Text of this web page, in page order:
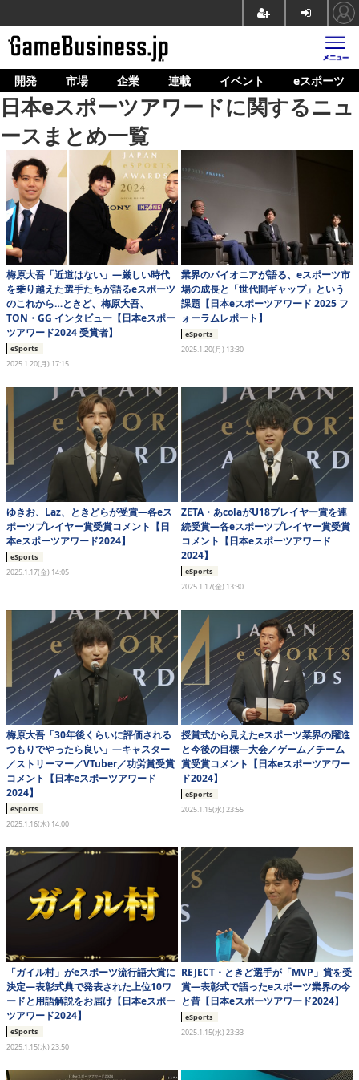
ホーム
ゲーム開発
市場
マネタイズ
企業動向
人材育成
産業政策
連載
イベント/セミナー
開発 市場 企業 連載 イベント eスポーツ
日本eスポーツアワードに関するニュ
ースまとめ一覧
梅原大吾「近道はない」―厳しい時代
を乗り越えた選手たちが語るeスポーツ
のこれから…ときど、梅原大吾、
TON・GG インタビュー【日本eスポー
ツアワード2024 受賞者】
eSports
2025.1.20(月) 17:15
業界のパイオニアが語る、eスポーツ市
場の成長と「世代間ギャップ」という
課題【日本eスポーツアワード 2025 フ
ォーラムレポート】
eSports
2025.1.20(月) 13:30
ゆきお、Laz、ときどらが受賞―各eス
ポーツプレイヤー賞受賞コメント【日
本eスポーツアワード2024】
eSports
2025.1.17(金) 14:05
ZETA・あcolaがU18プレイヤー賞を連
続受賞―各eスポーツプレイヤー賞受賞
コメント【日本eスポーツアワード
2024】
eSports
2025.1.17(金) 13:30
梅原大吾「30年後くらいに評価される
つもりでやったら良い」―キャスター
／ストリーマー／VTuber／功労賞受賞
コメント【日本eスポーツアワード
2024】
eSports
2025.1.16(木) 14:00
授賞式から見えたeスポーツ業界の躍進
と今後の目標―大会／ゲーム／チーム
賞受賞コメント【日本eスポーツアワー
ド2024】
eSports
2025.1.15(水) 23:55
「ガイル村」がeスポーツ流行語大賞に
決定―表彰式典で発表された上位10ワ
ードと用語解説をお届け【日本eスポー
ツアワード2024】
eSports
2025.1.15(水) 23:50
REJECT・ときど選手が「MVP」賞を受
賞―表彰式で語ったeスポーツ業界の今
と昔【日本eスポーツアワード2024】
eSports
2025.1.15(水) 23:33